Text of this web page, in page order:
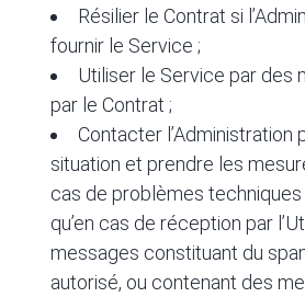
Résilier le Contrat si
fournir le Service ;
Utiliser le Service par des
par le Contrat ;
Contacter l’Administration
situation et prendre les
cas de problèmes techniques
qu’en cas de réception par
messages constituant du
autorisé, ou contenant des